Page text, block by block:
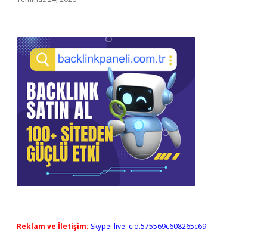
Reklam ve İletişim: Skype: live:.cid.575569c608265c69